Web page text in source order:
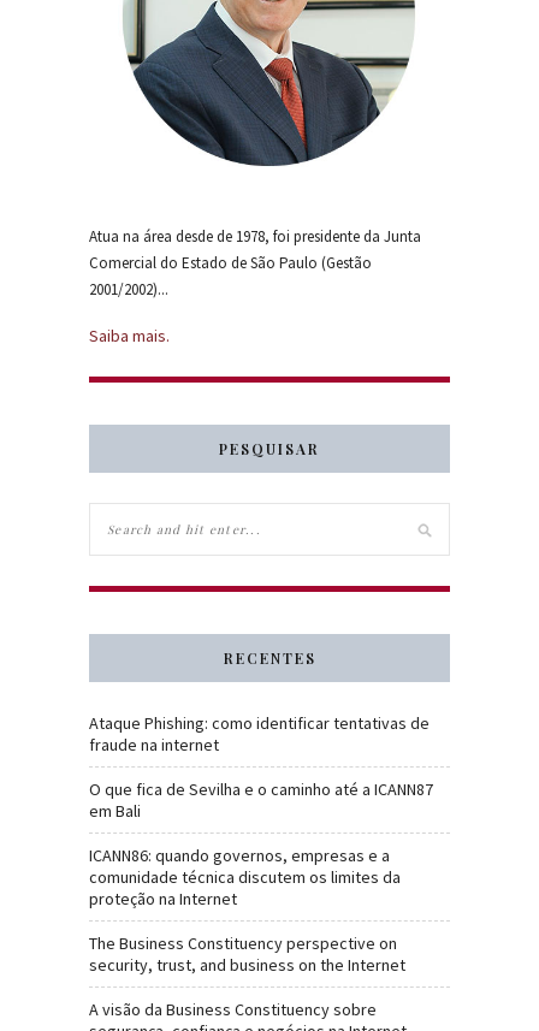
Atua na área desde de 1978, foi presidente da Junta
Comercial do Estado de São Paulo (Gestão
2001/2002)...
Saiba mais.
PESQUISAR
RECENTES
Ataque Phishing: como identificar tentativas de
fraude na internet
O que fica de Sevilha e o caminho até a ICANN87
em Bali
ICANN86: quando governos, empresas e a
comunidade técnica discutem os limites da
proteção na Internet
The Business Constituency perspective on
security, trust, and business on the Internet
A visão da Business Constituency sobre